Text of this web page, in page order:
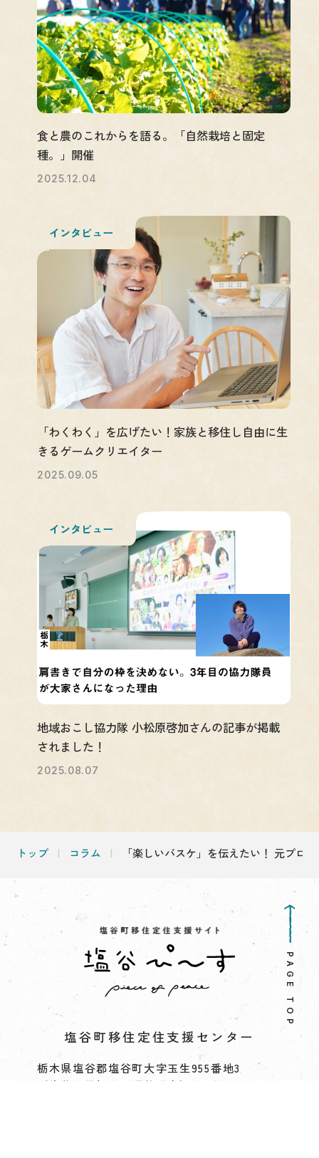
食と農のこれからを語る。「自然栽培と固定
種。」開催
2025.12.04
インタビュー
「わくわく」を広げたい！家族と移住し自由に生
きるゲームクリエイター
2025.09.05
インタビュー
地域おこし協力隊 小松原啓加さんの記事が掲載
されました！
2025.08.07
トップ コラム 「楽しいバスケ」を伝えたい！ 元プロ
塩谷町移住定住支援センター
栃木県塩谷郡塩谷町大字玉生955番地3
（塩谷町役場企画調整課内）
PAGE TOP